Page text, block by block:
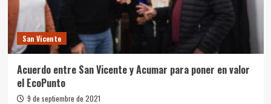
Curtidor
San Vicente
Acuerdo entre San Vicente y Acumar para poner en valor
el EcoPunto
9 de septiembre de 2021